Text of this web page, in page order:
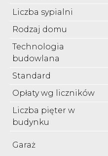
Liczba sypialni
Rodzaj domu
Technologia
budowlana
Standard
Opłaty wg liczników
Liczba pięter w
budynku
Garaż